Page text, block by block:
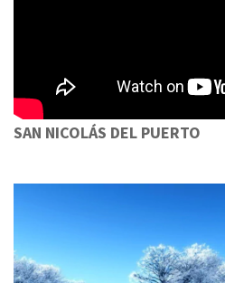
SAN NICOLÁS DEL PUERTO